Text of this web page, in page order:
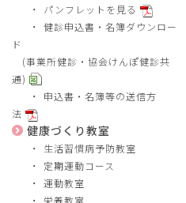
パンフレットを見る
健診申込書・名簿ダウンロー
ド
(事業所健診・協会けんぽ健診共
通)
申込書・名簿等の送信方
法
健康づくり教室
生活習慣病予防教室
定期運動コース
運動教室
栄養教室